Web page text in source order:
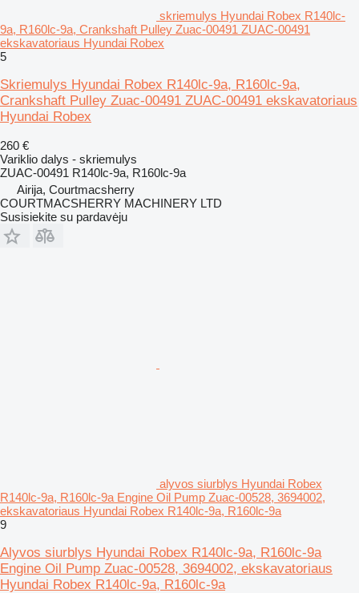
skriemulys Hyundai Robex R140lc-
9a, R160lc-9a, Crankshaft Pulley Zuac-00491 ZUAC-00491
ekskavatoriaus Hyundai Robex
5
Skriemulys Hyundai Robex R140lc-9a, R160lc-9a,
Crankshaft Pulley Zuac-00491 ZUAC-00491 ekskavatoriaus
Hyundai Robex
260 €
Variklio dalys - skriemulys
ZUAC-00491 R140lc-9a, R160lc-9a
Airija, Courtmacsherry
COURTMACSHERRY MACHINERY LTD
Susisiekite su pardavėju
alyvos siurblys Hyundai Robex
R140lc-9a, R160lc-9a Engine Oil Pump Zuac-00528, 3694002,
ekskavatoriaus Hyundai Robex R140lc-9a, R160lc-9a
9
Alyvos siurblys Hyundai Robex R140lc-9a, R160lc-9a
Engine Oil Pump Zuac-00528, 3694002, ekskavatoriaus
Hyundai Robex R140lc-9a, R160lc-9a